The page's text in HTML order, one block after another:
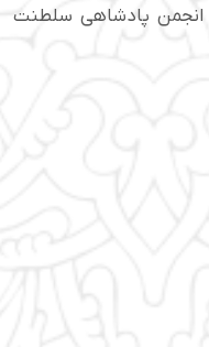
انجمن پادشاهی سلطنت